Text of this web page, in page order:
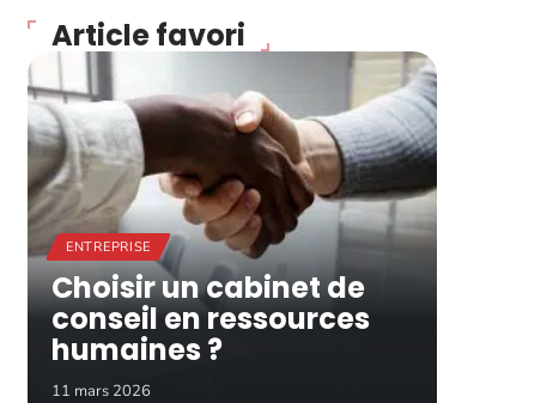
Article favori
ENTREPRISE
Choisir un cabinet de
conseil en ressources
humaines ?
11 mars 2026